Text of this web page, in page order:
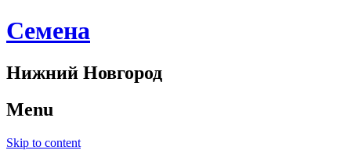
Cемена
Нижний Новгород
Menu
Skip to content